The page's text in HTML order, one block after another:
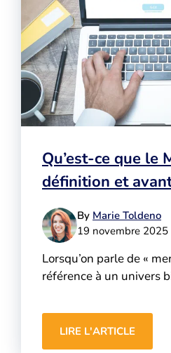
Qu’est-ce que le
définition et
By Marie Toldeno
19 novembre 2025
Lorsqu’on parle de «
référence à un univers
LIRE L'ARTICLE